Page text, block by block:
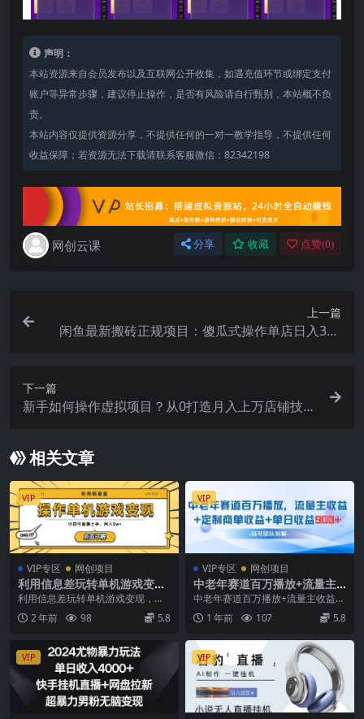
声明：
本站资源来自会员发布以及互联网公开收集，如遇充值环节或绑定支付
账户等异常步骤，建议停止操作，是否有风险请自行甄别，本站概不负
责。
本站内容仅提供资源分享，不提供任何的一对一教学指导，不提供任何
收益保障；若资源无法下载请联系客服微信：82342198
网创云课 分享 收藏 点赞(0)
上一篇
闲鱼最新搬砖正规项目：傻瓜式操作单店日入300
下一篇
新手如何操作虚拟项目？从0打造月入上万店铺技术
相关文章
VIP
VIP专区 网创项目
利用信息差玩转单机游戏变
现，操作简单，小白可直接上
手，月入2w+
利用信息差玩转单机游戏变现，操
作简单，小白可直接上手，月入2w
+ 今天给大家带来...
2 年前 98 5.8
VIP
VIP专区 网创项目
中老年赛道百万播放+流量主
收益+定制收益，单日收益9张
中老年赛道百万播放+流量主收益
+定制收益，单日收益9张 项目介
绍： 最近我在自媒...
1 年前 107 5.8
VIP VIP